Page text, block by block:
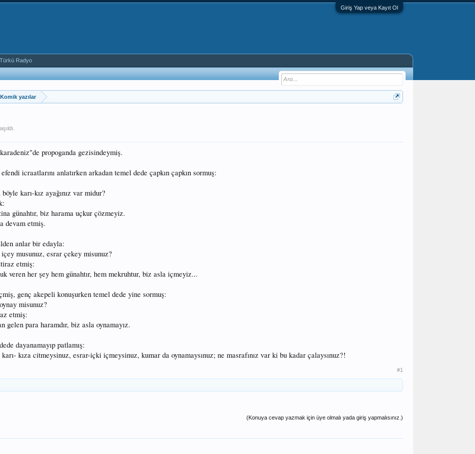
Giriş Yap veya Kayıt Ol
Komik yazılar
propoganda gezisindeymiş.
icraatlarını anlatırken arkadan temel dede çapkın çapkın sormuş:
karı-kız ayağınız var midur?
günahtır, biz harama uçkur çözmeyiz.
devam etmiş.
anlar bir edayla:
musunuz, esrar çekey misunuz?
etmiş:
veren her şey hem günahtır, hem mekruhtur, biz asla içmeyiz...
genç akepeli konuşurken temel dede yine sormuş:
misunuz?
etmiş:
gelen para haramdır, biz asla oynamayız.
dayanamayıp patlamış:
kıza citmeysinuz, esrar-içki içmeysinuz, kumar da oynamaysınuz; ne masrafınız var ki bu kadar çalaysınuz?!
#1
(Konuya cevap yazmak için üye olmalı yada giriş yapmalısınız.)
Türkü Radyo